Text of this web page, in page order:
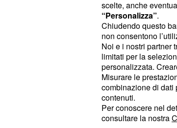
motorino nascosto nel
sono forti, ma finora
una giovane
Driessche. L’Uci ha
professionistico,
tutti ritengono
tramite dei tablet che
alcune inchieste
come l’uso delle
scelte, anche
“Personalizza”.
Chiudendo questo
non consentono
Noi e i nostri partner
limitati per la
personalizzata.
Misurare le
combinazione di dati
contenuti.
Per conoscere nel
consultare la nostra